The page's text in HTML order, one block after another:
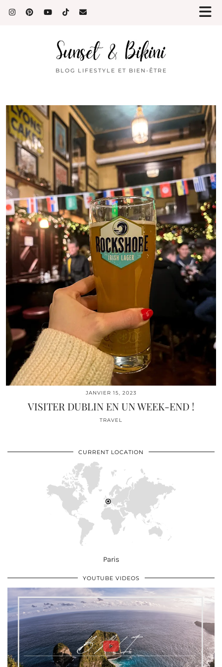
BLOG LIFESTYLE ET BIEN-ÊTRE
JANVIER 15, 2023
VISITER DUBLIN EN UN WEEK-END !
TRAVEL
CURRENT LOCATION
Paris
YOUTUBE VIDEOS